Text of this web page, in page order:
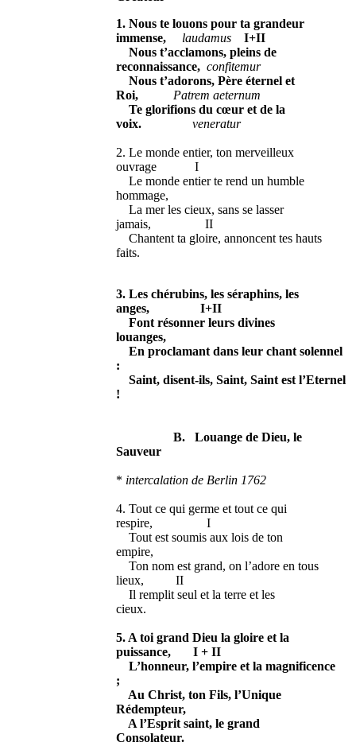
1. Nous te louons pour ta grandeur
immense, laudamus I+II
Nous t’acclamons, pleins de
reconnaissance, confitemur
Nous t’adorons, Père éternel et
Roi, Patrem aeternum
Te glorifions du cœur et de la
voix.
veneratur
2. Le monde entier, ton merveilleux
ouvrage I
Le monde entier te rend un humble
hommage,
La mer les cieux, sans se lasser
jamais, II
Chantent ta gloire, annoncent tes hauts
faits.
3. Les chérubins, les séraphins, les
anges, I+II
Font résonner leurs divines
louanges,
En proclamant dans leur chant solennel
:
Saint, disent-ils, Saint, Saint est l’Eternel
!
B. Louange de Dieu, le
Sauveur
* intercalation de Berlin 1762
4. Tout ce qui germe et tout ce qui
respire, I
Tout est soumis aux lois de ton
empire,
Ton nom est grand, on l’adore en tous
lieux, II
Il remplit seul et la terre et les
cieux.
5. A toi grand Dieu la gloire et la
puissance, I + II
L’honneur, l’empire et la magnificence
;
Au Christ, ton Fils, l’Unique
Rédempteur,
A l’Esprit saint, le grand
Consolateur.